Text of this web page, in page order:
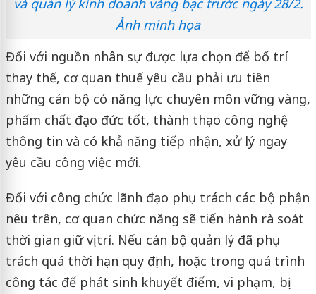
và quản lý kinh doanh vàng bạc trước ngày 28/2.
Ảnh minh họa
Đối với nguồn nhân sự được lựa chọn để bố trí
thay thế, cơ quan thuế yêu cầu phải ưu tiên
những cán bộ có năng lực chuyên môn vững vàng,
phẩm chất đạo đức tốt, thành thạo công nghệ
thông tin và có khả năng tiếp nhận, xử lý ngay
yêu cầu công việc mới.
Đối với công chức lãnh đạo phụ trách các bộ phận
nêu trên, cơ quan chức năng sẽ tiến hành rà soát
thời gian giữ vị trí. Nếu cán bộ quản lý đã phụ
trách quá thời hạn quy định, hoặc trong quá trình
công tác để phát sinh khuyết điểm, vi phạm, bị